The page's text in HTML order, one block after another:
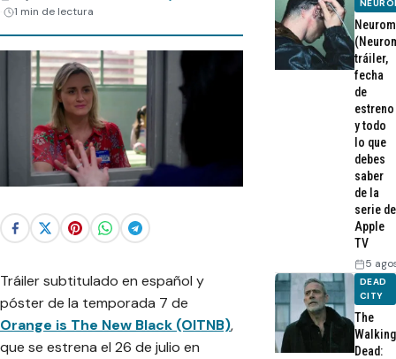
1 min de lectura
Tráiler subtitulado en español y
póster de la temporada 7 de
Orange is The New Black (OITNB),
que se estrena el 26 de julio en
tráiler,
fecha
de
estreno
y todo
lo que
debes
saber
de la
serie de
Apple
TV
5
DEAD
CITY
The
Walking
Dead: